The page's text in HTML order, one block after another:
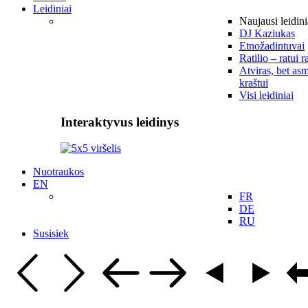
Leidiniai
Naujausi
DJ Kaziukas
Etnožadintuvai
Ratilio – ratui
Atviras, bet
kraštui
Visi leidiniai
Interaktyvus leidinys
Nuotraukos
EN
FR
DE
RU
Susisiek